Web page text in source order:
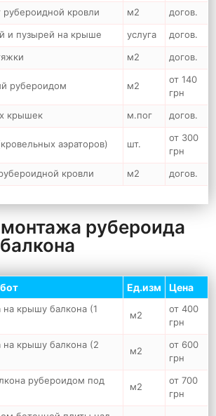
кровли
м2
догов.
и пузырей на крыше
услуга
догов.
м2 догов.
рубероидом м2
от 140
грн
крышек
м.пог догов.
аэраторов) шт.
от 300
грн
кровли
м2 догов.
рубероида
Ед.изм Цена
на крышу балкона (1
м2
от 400
грн
на крышу балкона (2
м2
от 600
грн
рубероидом под
м2
от 700
грн